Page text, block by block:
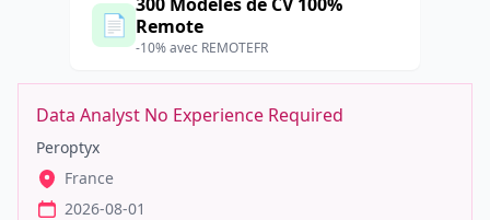
📄 Remote
-10% avec REMOTEFR
Data Analyst No Experience Required
Peroptyx
France
2026-08-01